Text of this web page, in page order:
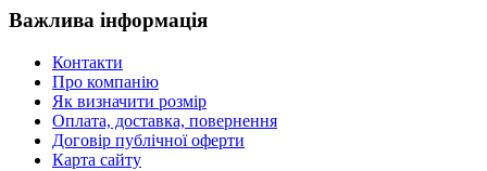
Важлива інформація
Контакти
Про компанію
Як визначити розмір
Оплата, доставка, повернення
Договір публічної оферти
Карта сайту